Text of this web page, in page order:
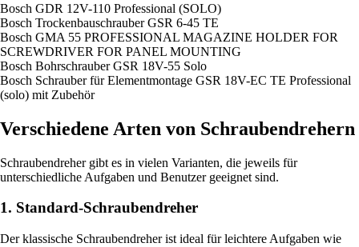
Bosch GDR 12V-110 Professional (SOLO)
Bosch Trockenbauschrauber GSR 6-45 TE
Bosch GMA 55 PROFESSIONAL MAGAZINE HOLDER FOR
SCREWDRIVER FOR PANEL MOUNTING
Bosch Bohrschrauber GSR 18V-55 Solo
Bosch Schrauber für Elementmontage GSR 18V-EC TE Professional
(solo) mit Zubehör
Verschiedene Arten von Schraubendrehern
Schraubendreher gibt es in vielen Varianten, die jeweils für
unterschiedliche Aufgaben und Benutzer geeignet sind.
1. Standard-Schraubendreher
Der klassische Schraubendreher ist ideal für leichtere Aufgaben wie